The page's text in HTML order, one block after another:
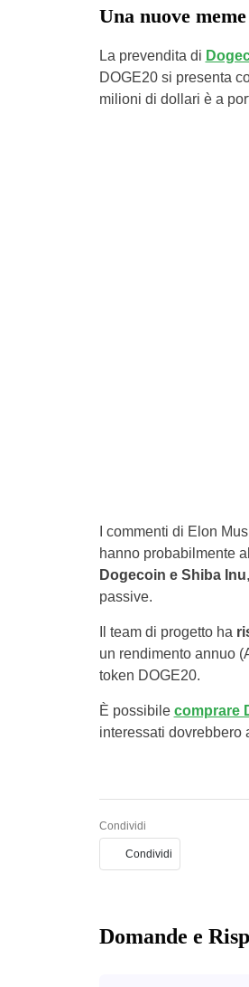
Una nuove
La prevendita di
DOGE20 si presenta
milioni di dollari è a
I commenti di Elon
hanno probabilmente
Dogecoin e Shiba Inu
passive.
Il team di progetto ha
un rendimento annuo
token DOGE20.
È possibile comprare
interessati dovrebbero
Condividi
Condividi
Domande e